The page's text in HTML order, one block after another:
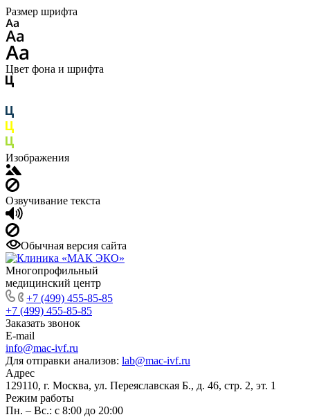
Размер шрифта
Цвет фона и шрифта
Изображения
Озвучивание текста
Обычная версия сайта
Многопрофильный
медицинский центр
+7 (499) 455-85-85
+7 (499) 455-85-85
Заказать звонок
E-mail
info@mac-ivf.ru
Для отправки анализов: lab@mac-ivf.ru
Адрес
129110, г. Москва, ул. Переяславская Б., д. 46, стр. 2, эт. 1
Режим работы
Пн. – Вс.: с 8:00 до 20:00